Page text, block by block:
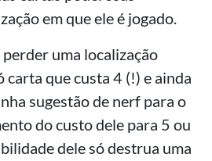
em que ele é jogado.
uma localização
carta que custa 4 (!) e ainda
sugestão de nerf para o
do custo dele para 5 ou
dele só destrua uma